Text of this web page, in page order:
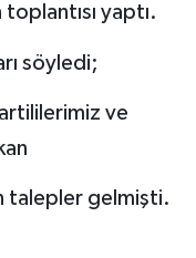
toplantısı yaptı.
söyledi;
ve
talepler gelmişti.